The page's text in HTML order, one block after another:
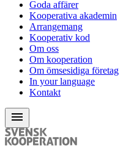
Goda affärer
Kooperativa akademin
Arrangemang
Kooperativ kod
Om oss
Om kooperation
Om ömsesidiga företag
In your language
Kontakt
menu